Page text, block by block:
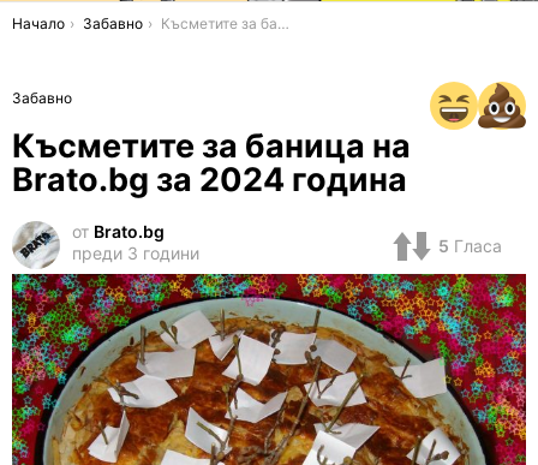
You are here:
Начало Забавно Късметите за баница на Brato.bg за 2024 година
Забавно
Късметите за баница на
Brato.bg за 2024 година
от Brato.bg
преди 3 години
5 Гласа